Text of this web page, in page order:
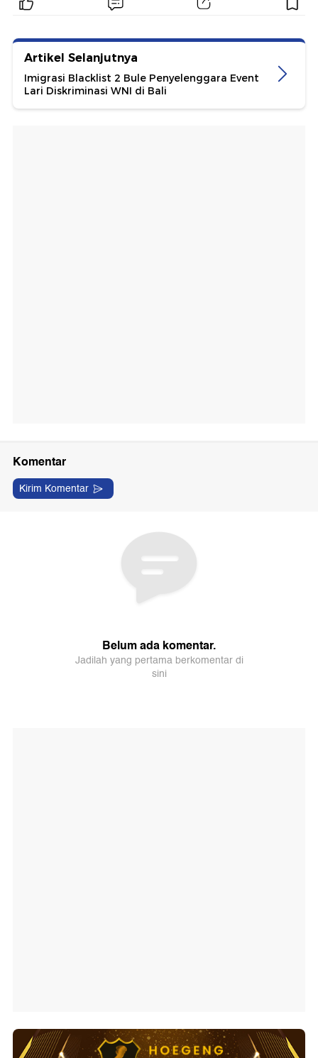
Artikel Selanjutnya
Imigrasi Blacklist 2 Bule Penyelenggara Event
Lari Diskriminasi WNI di Bali